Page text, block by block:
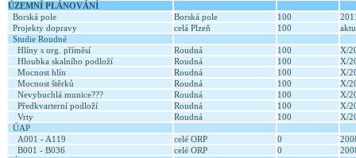
ÚZEMNÍ PLÁNOVÁNÍ
Borská pole
Borská pole 100
Projekty dopravy
celá Plzeň 100
Studie Roudné
Hlíny s org. příměsí
Roudná 100
X/
Hloubka skalního podloží
Roudná 100
X/
Mocnost hlín
Roudná 100
X/
Mocnost štěrků
Roudná 100
X/
Nevybuchlá munice???
Roudná 100
X/
Předkvarterní podloží
Roudná 100
X/
Vrty
Roudná 100
X/
ÚAP
A001 - A119
celé ORP 0
B001 - B036
celé ORP 0